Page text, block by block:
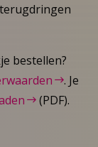
bestellen?
. Je
(PDF).